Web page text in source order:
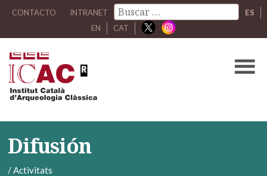
CONTACTO INTRANET
ES
EN
CAT
Difusión
/Activitats